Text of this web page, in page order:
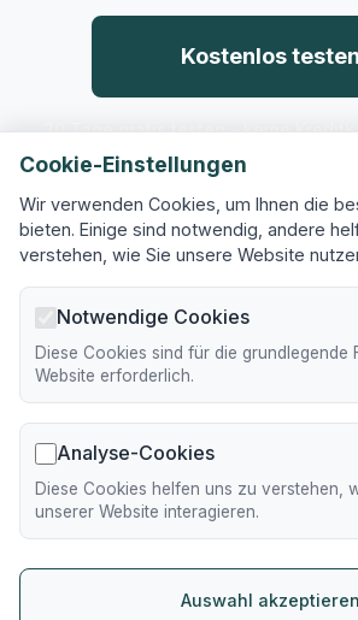
Kostenlos testen
30 Tage gratis testen – keine
Cookie-Einstellungen
Wir verwenden Cookies, um Ihnen die
bieten. Einige sind notwendig, andere
verstehen, wie Sie unsere Website
Notwendige Cookies
Diese Cookies sind für die grundlegende
Website erforderlich.
Analyse-Cookies
Diese Cookies helfen uns zu verstehen,
unserer Website interagieren.
Auswahl akzeptieren
Folgen Sie uns
Produkt